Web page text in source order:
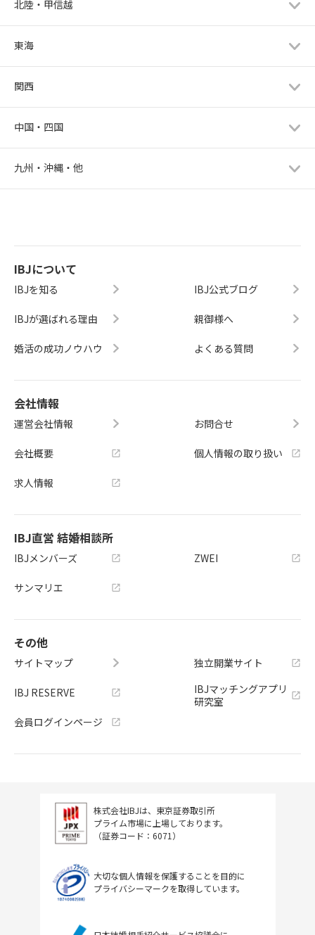
北陸・甲信越
東海
関西
中国・四国
九州・沖縄・他
IBJについて
IBJを知る
IBJが選ばれる理由
婚活の成功ノウハウ
IBJ公式ブログ
親御様へ
よくある質問
会社情報
運営会社情報
会社概要
求人情報
お問合せ
個人情報の取り扱い
IBJ直営 結婚相談所
IBJメンバーズ
サンマリエ
ZWEI
その他
サイトマップ
IBJ RESERVE
会員ログインページ
独立開業サイト
IBJマッチングアプリ
研究室
株式会社IBJは、東京証券取引所
プライム市場に上場しております。
（証券コード：6071）
大切な個人情報を保護することを目的に
プライバシーマークを取得しています。